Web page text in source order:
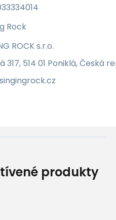
Rock
ROCK s.r.o.
317, 514 01 Poniklá, Česká
produkty